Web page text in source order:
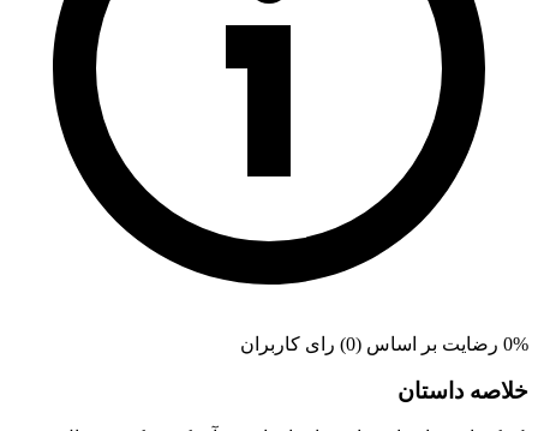
0% رضایت بر اساس (0) رای کاربران
خلاصه داستان